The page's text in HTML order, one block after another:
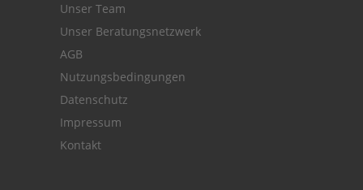
Unser Team
Unser Beratungsnetzwerk
AGB
Nutzungsbedingungen
Datenschutz
Impressum
Kontakt